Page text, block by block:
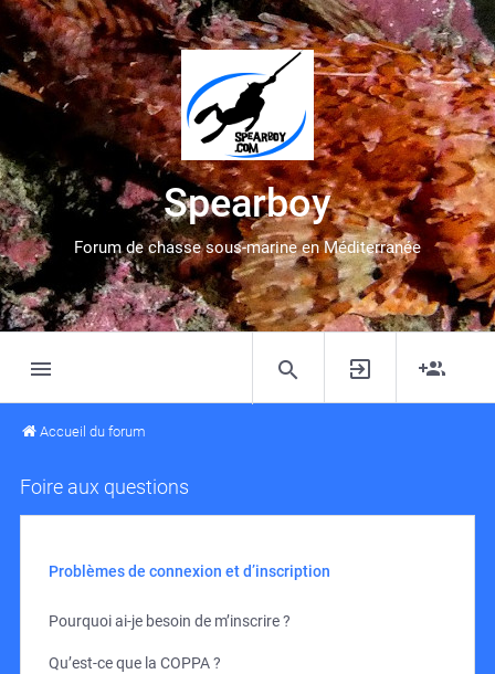
Spearboy
Forum de chasse sous-marine en Méditerranée
Accueil du forum
Foire aux questions
Problèmes de connexion et d’inscription
Pourquoi ai-je besoin de m’inscrire ?
Qu’est-ce que la COPPA ?